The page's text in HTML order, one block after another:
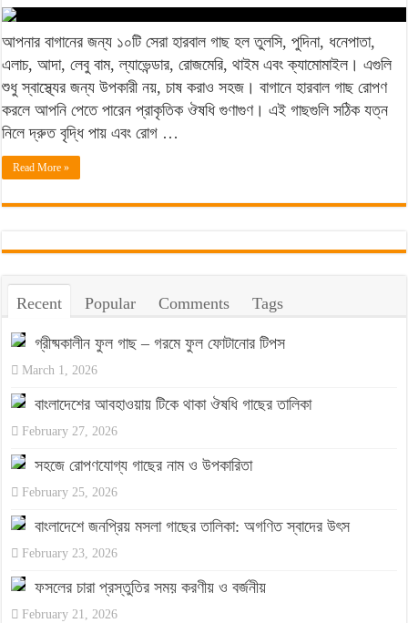
আপনার
জন্য
১০টি
আপনার বাগানের জন্য ১০টি সেরা হারবাল গাছ হল তুলসি, পুদিনা, ধনেপাতা,
এলাচ, আদা, লেবু বাম, ল্যাভেন্ডার, রোজমেরি, থাইম এবং ক্যামোমাইল। এগুলি
শুধু স্বাস্থ্যের জন্য উপকারী নয়, চাষ করাও সহজ। বাগানে হারবাল গাছ রোপণ
করলে আপনি পেতে পারেন প্রাকৃতিক ঔষধি গুণাগুণ। এই গাছগুলি সঠিক যত্ন
নিলে দ্রুত বৃদ্ধি পায় এবং রোগ …
Read More »
Recent Popular Comments Tags
গ্রীষ্মকালীন ফুল গাছ – গরমে ফুল ফোটানোর টিপস
March 1, 2026
বাংলাদেশের আবহাওয়ায় টিকে থাকা ঔষধি গাছের তালিকা
February 27, 2026
সহজে রোপণযোগ্য গাছের নাম ও উপকারিতা
February 25, 2026
বাংলাদেশে জনপ্রিয় মসলা গাছের তালিকা: অগণিত স্বাদের উৎস
February 23, 2026
ফসলের চারা প্রস্তুতির সময় করণীয় ও বর্জনীয়
February 21, 2026